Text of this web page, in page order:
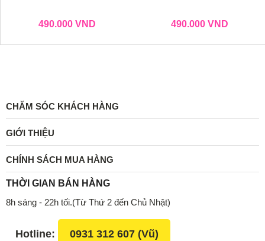
490.000 VND 490.000 VND
CHĂM SÓC KHÁCH HÀNG
GIỚI THIỆU
CHÍNH SÁCH MUA HÀNG
THỜI GIAN BÁN HÀNG
8h sáng - 22h tối.(Từ Thứ 2 đến Chủ Nhật)
Hotline: 0931 312 607 (Vũ)